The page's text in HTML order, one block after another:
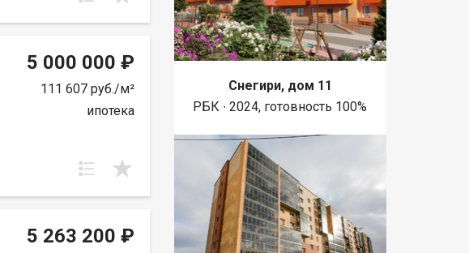
5 000 000 ₽
111 607 руб./м²
ипотека
5 263 200 ₽
Снегири, дом 11
РБК ∙ 2024, готовность 100%